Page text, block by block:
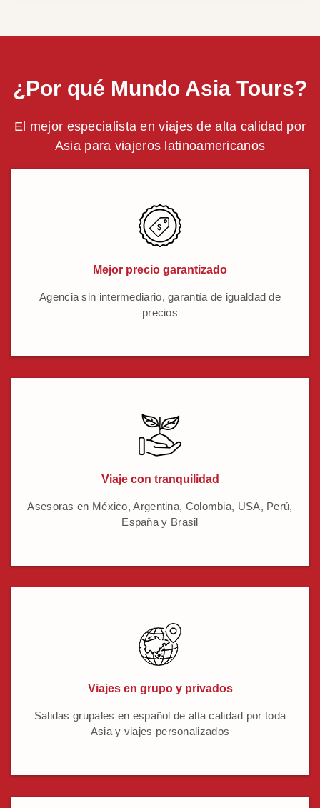
¿Por qué Mundo Asia Tours?
El mejor especialista en viajes de alta calidad por
Asia para viajeros latinoamericanos
Mejor precio garantizado
Agencia sin intermediario, garantía de igualdad de
precios
Viaje con tranquilidad
Asesoras en México, Argentina, Colombia, USA, Perú,
España y Brasil
Viajes en grupo y privados
Salidas grupales en español de alta calidad por toda
Asia y viajes personalizados